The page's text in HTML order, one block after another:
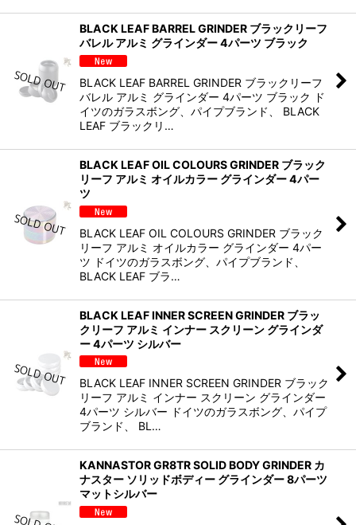
BLACK LEAF BARREL GRINDER ブラックリーフ
バレル アルミ グラインダー 4パーツ ブラック
BLACK LEAF BARREL GRINDER ブラックリーフ
バレル アルミ グラインダー 4パーツ ブラック ド
イツのガラスボング、パイプブランド、 BLACK
LEAF ブラックリ…
BLACK LEAF OIL COLOURS GRINDER ブラック
リーフ アルミ オイルカラー グラインダー 4パー
ツ
BLACK LEAF OIL COLOURS GRINDER ブラック
リーフ アルミ オイルカラー グラインダー 4パー
ツ ドイツのガラスボング、パイプブランド、
BLACK LEAF ブラ…
BLACK LEAF INNER SCREEN GRINDER ブラッ
クリーフ アルミ インナー スクリーン グラインダ
ー 4パーツ シルバー
BLACK LEAF INNER SCREEN GRINDER ブラック
リーフ アルミ インナー スクリーン グラインダー
4パーツ シルバー ドイツのガラスボング、パイプ
ブランド、 BL…
KANNASTOR GR8TR SOLID BODY GRINDER カ
ナスター ソリッドボディー グラインダー 8パーツ
マットシルバー